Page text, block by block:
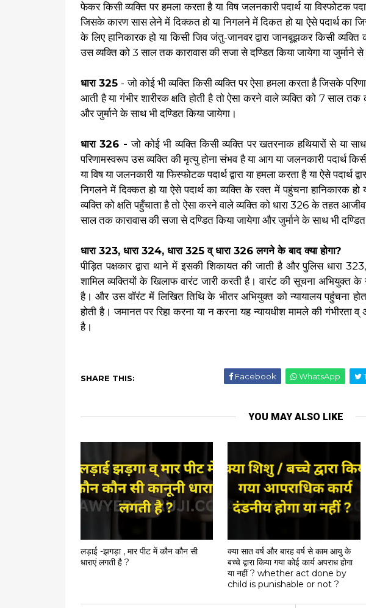
फेकर किसी व्यक्ति पर हमला करता है या विष जलनकारी पदार्थ या विस्फोटक
जिसके कारण सास लेने में दिक्कत हो या निगलने में दिकत हो या ऐसे पदार्थ का
के लिए हानिकारक हो या किसी जिव जंतु-जानवर द्वारा जानबूझकर किसी
उस व्यक्ति को 3 साल तक कारावास की सजा से दण्डित किया जायेगा या जुर्माने से
धारा 325 - जो कोई भी व्यक्ति किसी व्यक्ति पर ऐसा हमला करता है जिसके
आती है या गंभीर शारीरक क्षति होती है तो ऐसा करने वाले व्यक्ति को 7 साल
और जुर्माने के साथ भी दण्डित किया जायेगा।
धारा 326 -जो कोई भी व्यक्ति किसी व्यक्ति पर खतरनाक हथियारों से या
परिणामस्वरूप उस व्यक्ति की मृत्यु होना संभव है या आग या जलनकारी पदार्थ
या विष या जलनकारी या फिस्फोटक पदार्थ द्वारा या हमला करता है या ऐसे पदार्थ
निगलने में दिक्कत हो या ऐसे पदार्थ का व्यक्ति के रक्त में पहुंचना हानिकारक हो
व्यक्ति को क्षति पहुँचाता है तो ऐसा करने वाले व्यक्ति को धारा 326 के तहत
साल तक कारावास की सजा से दण्डित किया जायेगा और जुर्माने के साथ भी दण्डित
धारा 323, धारा 324, धारा 325 व् धारा 326 लगने के बाद क्या होगा?
पीड़ित पक्षकार द्वारा थाने में इसकी शिकायत की जाती है और पुलिस धारा
शामिल व्यक्तियों के खिलाफ वारंट जारी करती है। वारंट की सूचना अभियुक्त के
है। और उस वॉरंट में लिखित तिथि के भीतर अभियुक्त को न्यायालय पहुंचना
होती है। जमानत पर रिहा करना या न करना यह न्यायधीश मामले की
है।
SHARE THIS: Facebook WhatsApp
YOU MAY ALSO LIKE
लड़ाई -झगड़ा , मार पीट में कौन कौन सी
धाराएं लगती है ?
क्या सात वर्ष और बारह वर्ष से काम आयु के
बच्चे द्वारा किया गया कोई कार्य अपराध होगा
या नहीं ? whether act done by
child is punishable or not ?